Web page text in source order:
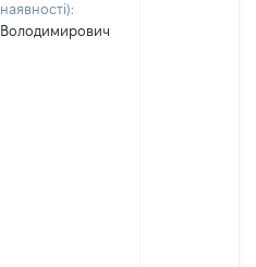
наявності):
Володимирович